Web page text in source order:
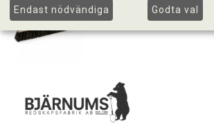
Endast nödvändiga Godta val